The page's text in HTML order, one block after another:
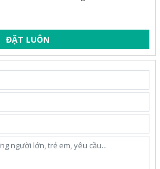
ĐẶT LUÔN